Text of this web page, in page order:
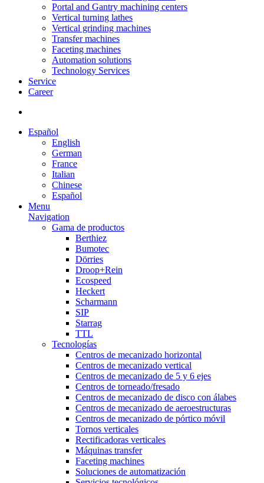
Portal and Gantry machining centers
Vertical turning lathes
Vertical grinding machines
Transfer machines
Faceting machines
Automation solutions
Technology Services
Service
Career
Español
English
German
France
Italian
Chinese
Español
Menu
Navigation
Gama de productos
Berthiez
Bumotec
Dörries
Droop+Rein
Ecospeed
Heckert
Scharmann
SIP
Starrag
TTL
Tecnologías
Centros de mecanizado horizontal
Centros de mecanizado vertical
Centros de mecanizado de 5 y 6 ejes
Centros de torneado/fresado
Centros de mecanizado de disco con álabes
Centros de mecanizado de aeroestructuras
Centros de mecanizado de pórtico móvil
Tornos verticales
Rectificadoras verticales
Máquinas transfer
Faceting machines
Soluciones de automatización